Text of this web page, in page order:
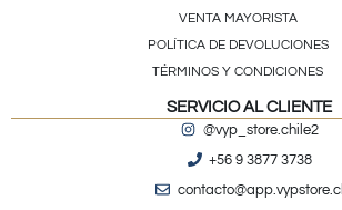
VENTA MAYORISTA
POLÍTICA DE DEVOLUCIONES
TÉRMINOS Y CONDICIONES
SERVICIO AL CLIENTE
@vyp_store.chile2
+56 9 3877 3738
contacto@app.vypstore.cl